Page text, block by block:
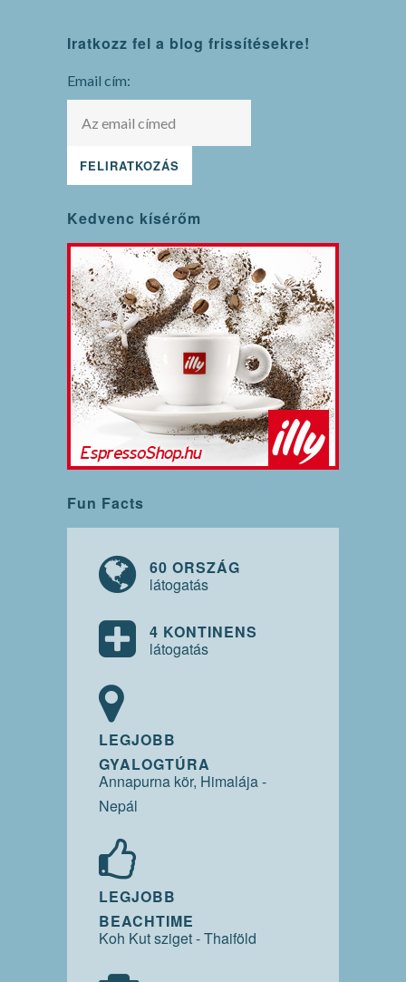
Iratkozz fel a blog frissítésekre!
Email cím:
Kedvenc kísérőm
Fun Facts
60 ORSZÁG
látogatás
4 KONTINENS
látogatás
LEGJOBB
GYALOGTÚRA
Annapurna kör, Himalája -
Nepál
LEGJOBB
BEACHTIME
Koh Kut sziget - Thaiföld